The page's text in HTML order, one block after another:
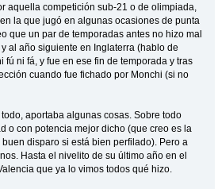
aquella competición sub-21 o de olimpiada,
la que jugó en algunas ocasiones de punta
que un par de temporadas antes no hizo mal
al año siguiente en Inglaterra (hablo de
fú ni fá, y fue en ese fin de temporada y tras
cuando fue fichado por Monchi (si no
aportaba algunas cosas. Sobre todo
o con potencia mejor dicho (que creo es la
disparo si está bien perfilado). Pero a
Hasta el nivelito de su último año en el
que ya lo vimos todos qué hizo.